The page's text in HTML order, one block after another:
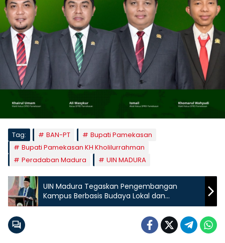
Tag: BAN-PT
Bupati Pamekasan
Bupati Pamekasan KH Kholilurrahman
Peradaban Madura
UIN MADURA
UIN Madura Tegaskan Pengembangan
Kampus Berbasis Budaya Lokal dan
Berorientasi Global